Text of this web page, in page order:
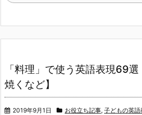
「料理」で使う英語表現69選
焼くなど】
2019年9月1日 お役立ち記事, 子どもの英語